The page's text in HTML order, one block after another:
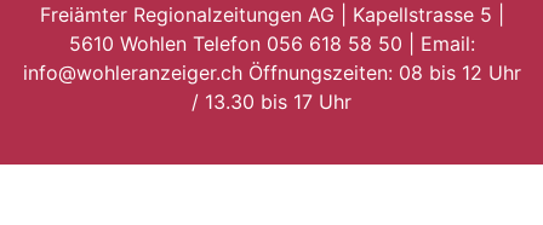
Freiämter Regionalzeitungen AG | Kapellstrasse 5 |
5610 Wohlen Telefon 056 618 58 50 | Email:
info@wohleranzeiger.ch Öffnungszeiten: 08 bis 12 Uhr
/ 13.30 bis 17 Uhr